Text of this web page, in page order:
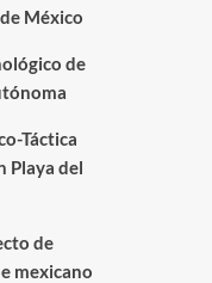
México
de
Táctica
Playa del
de
mexicano